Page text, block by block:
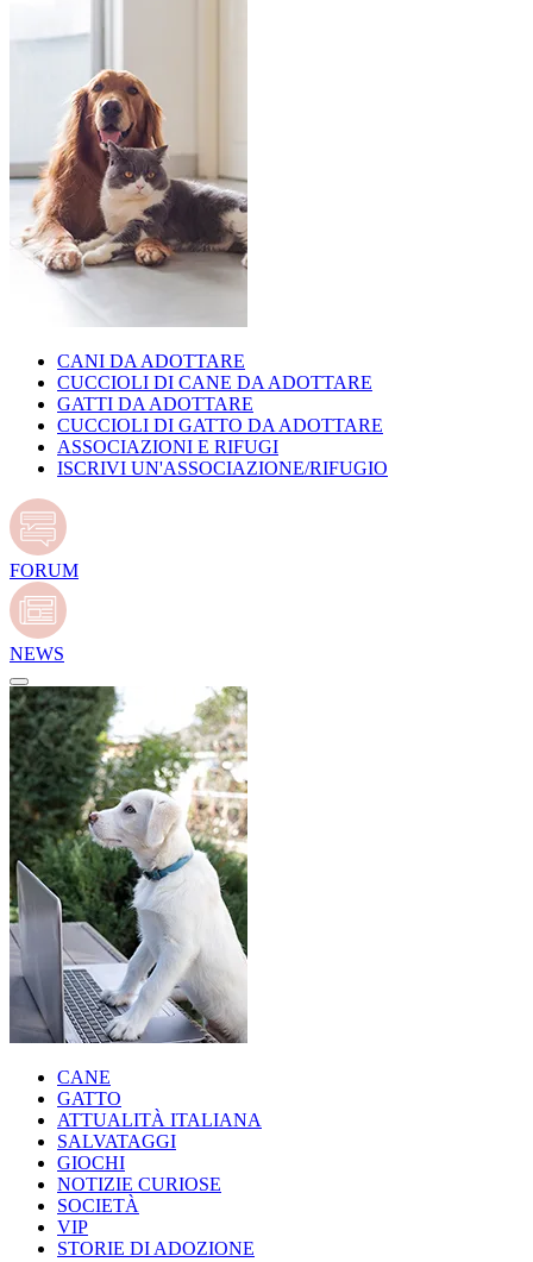
CANI DA ADOTTARE
CUCCIOLI DI CANE DA ADOTTARE
GATTI DA ADOTTARE
CUCCIOLI DI GATTO DA ADOTTARE
ASSOCIAZIONI E RIFUGI
ISCRIVI UN'ASSOCIAZIONE/RIFUGIO
FORUM
NEWS
CANE
GATTO
ATTUALITÀ ITALIANA
SALVATAGGI
GIOCHI
NOTIZIE CURIOSE
SOCIETÀ
VIP
STORIE DI ADOZIONE